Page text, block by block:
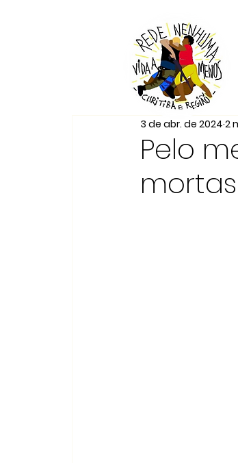
Pelo
3 de abr. de 2024 2